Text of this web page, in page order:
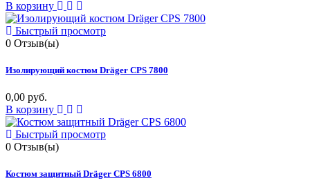
В корзину
Быстрый просмотр
0 Отзыв(ы)
Изолирующий костюм Dräger CPS 7800
0,00 руб.
В корзину
Быстрый просмотр
0 Отзыв(ы)
Костюм защитный Dräger CPS 6800